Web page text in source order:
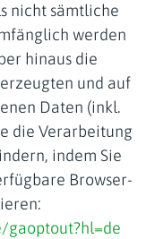
nicht sämtliche
werden
hinaus die
und auf
Daten (inkl.
die Verarbeitung
indem Sie
Browser-